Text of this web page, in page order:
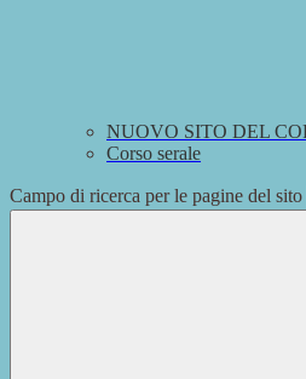
NUOVO SITO DEL
Corso serale
Campo di ricerca per le pagine del sito